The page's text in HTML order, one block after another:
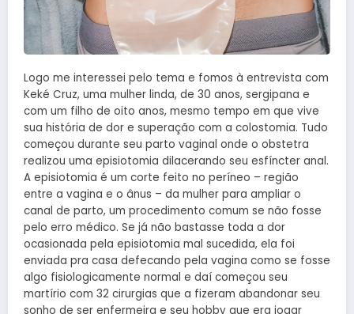
Logo me interessei pelo tema e fomos à entrevista com
Keké Cruz, uma mulher linda, de 30 anos, sergipana e
com um filho de oito anos, mesmo tempo em que vive
sua história de dor e superação com a colostomia. Tudo
começou durante seu parto vaginal onde o obstetra
realizou uma episiotomia dilacerando seu esfíncter anal.
A episiotomia é um corte feito no períneo – região
entre a vagina e o ânus – da mulher para ampliar o
canal de parto, um procedimento comum se não fosse
pelo erro médico. Se já não bastasse toda a dor
ocasionada pela episiotomia mal sucedida, ela foi
enviada pra casa defecando pela vagina como se fosse
algo fisiologicamente normal e daí começou seu
martírio com 32 cirurgias que a fizeram abandonar seu
sonho de ser enfermeira e seu hobby que era jogar